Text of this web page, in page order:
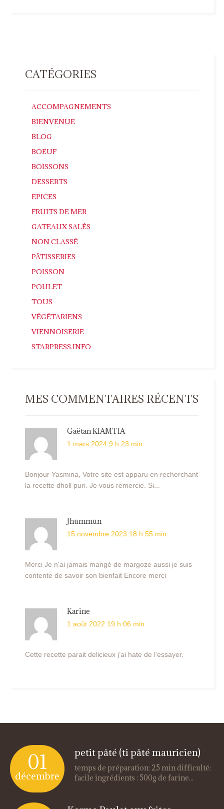
CATÉGORIES
ACCOMPAGNEMENTS
BIENVENUE
BLOG
BOEUF
BOISSONS
DESSERTS
EPICES
FRUITS DE MER
GATEAUX SALÉS
NON CLASSÉ
PÂTISSERIES
POISSON
POULET
TOUS
VÉGÉTARIENS
VIENNOISERIE
STARPRESS.INFO
MES COMMENTAIRES RÉCENTS
Gaëtan KIAMTIA
1 mars 2024 9 h 23 min
Bonjour Yasmina, Votre site est apparu en recherchant
la recette dholl puri. Je vous remercie. Si...
Jhummun
15 novembre 2023 18 h 55 min
Merci Je n'ai jamais mangé de margoze aussi je suis
contente de savoir son bienfait Encore merci
Karine
1 août 2022 19 h 06 min
Cette recette parait delicieux j’ai hate de l’essayer.
01
décembre
petit pâté (ti pâté mauricien)
temps de préparation: 25 min difficulté:
facile ingrédients : 500g de farine...